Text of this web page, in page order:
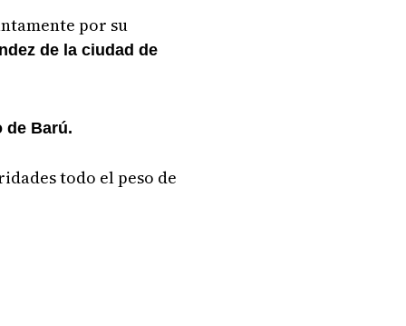
por su
de la ciudad de
de Barú.
todo el peso de